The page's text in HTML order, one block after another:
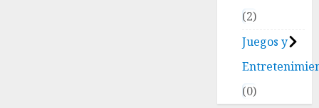
2
Juegos y
0